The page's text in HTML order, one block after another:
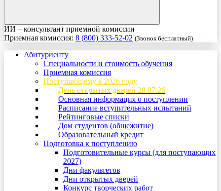
ИИ – консультант приемной комиссии
Приемная комиссия: 8 (800) 333-52-02 (Звонок бесплатный)
Абитуриенту
Специальности и стоимость обучения
Приемная комиссия
Поступающему в 2026 году
День открытых дверей 28.07.26
Основная информация о поступлении
Расписание вступительных испытаний
Рейтинговые списки
Дом студентов (общежитие)
Образовательный кредит
Подготовка к поступлению
Подготовительные курсы (для поступающих
2027)
Дни факультетов
Дни открытых дверей
Конкурс творческих работ